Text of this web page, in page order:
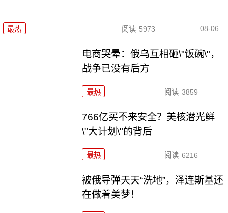
最热 阅读 5973 08-06
电商哭晕：俄乌互相砸\"饭碗\"，
战争已没有后方
最热 阅读 3859
766亿买不来安全？美核潜光鲜
\"大计划\"的背后
最热 阅读 6216
被俄导弹天天“洗地”，泽连斯基还
在做着美梦！